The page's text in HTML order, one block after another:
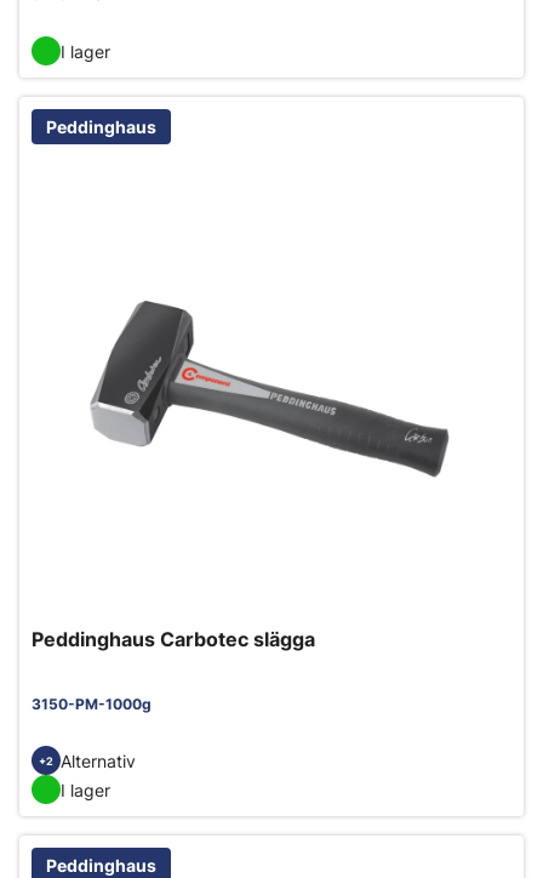
I lager
Peddinghaus
Peddinghaus Carbotec slägga
3150-PM-1000g
+2
Alternativ
I lager
Peddinghaus